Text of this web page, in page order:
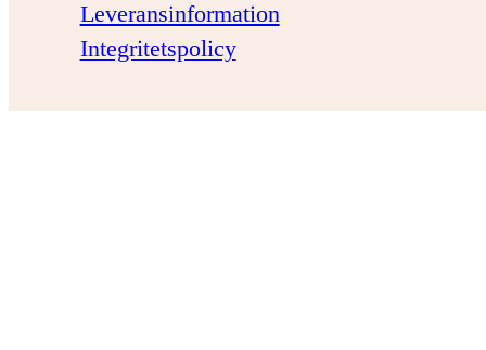
Leveransinformation
Integritetspolicy